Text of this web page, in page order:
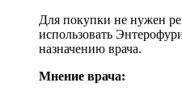
Для покупки не нужен
использовать
назначению врача.
Мнение врача: